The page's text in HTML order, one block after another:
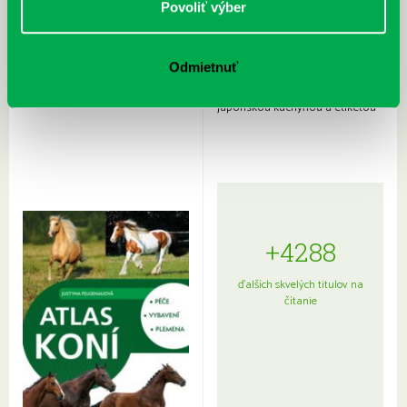
Povoliť výber
Odmietnuť
Rudź, Przemyslaw: Atlas hviezd:
Hardy, Paula: Japonsko na tanieri:
japonskou kuchyňou a etiketou
+4288
ďalších skvelých titulov na
čítanie